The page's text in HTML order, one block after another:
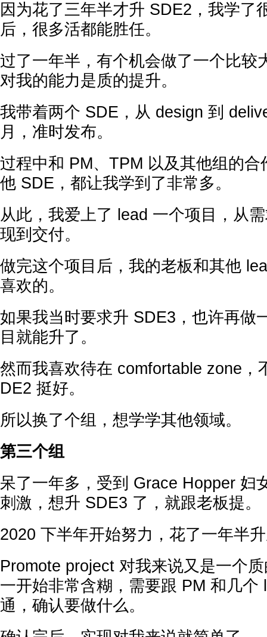
因为花了三年半才升 SDE2，我学了
后，很多活都能胜任。
过了一年半，有个机会做了一个比较
对我的能力是质的提升。
我带着两个 SDE，从 design 到
月，准时发布。
过程中和 PM、TPM 以及其他组的合
他 SDE，都让我学到了非常多。
从此，我爱上了 lead 一个项目，从
现到交付。
做完这个项目后，我的老板和其他
喜欢的。
如果我当时要求升 SDE3，也许再做
目就能升了。
然而我喜欢待在 comfortable zone，
DE2 挺好。
所以换了个组，想学学其他领域。
第三个组
呆了一年多，受到 Grace Hopper 妇
刺激，想升 SDE3 了，就跟老板提。
2020 下半年开始努力，花了一年半
Promote project 对我来说又是一个
一开始非常含糊，需要跟 PM 和几个
通，确认要做什么。